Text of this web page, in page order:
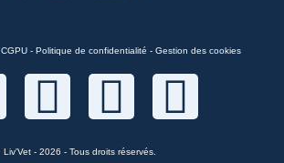
CGPU - Politique de confidentialité - Gestion des cookies
Liv'Vet - 2026 - Tous droits réservés.